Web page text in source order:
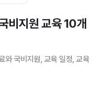
비지원 교육 10개
와 국비지원, 교육 일정, 교육